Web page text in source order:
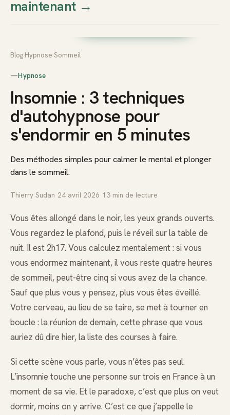
Thierry
Prendre rendez-vous dès
maintenant→
Blog Hypnose Sommeil
—Hypnose
Insomnie : 3 techniques
d'autohypnose pour
s'endormir en 5 minutes
Des méthodes simples pour calmer le mental et plonger
dans le sommeil.
Thierry Sudan 24 avril 2026 13 min de lecture
Vous êtes allongé dans le noir, les yeux grands ouverts.
Vous regardez le plafond, puis le réveil sur la table de
nuit. Il est 2h17. Vous calculez mentalement : si vous
vous endormez maintenant, il vous reste quatre heures
de sommeil, peut-être cinq si vous avez de la chance.
Sauf que plus vous y pensez, plus vous êtes éveillé.
Votre cerveau, au lieu de se taire, se met à tourner en
boucle : la réunion de demain, cette phrase que vous
auriez dû dire hier, la liste des courses à faire.
Si cette scène vous parle, vous n’êtes pas seul.
L’insomnie touche une personne sur trois en France à un
moment de sa vie. Et le paradoxe, c’est que plus on veut
dormir, moins on y arrive. C’est ce que j’appelle le